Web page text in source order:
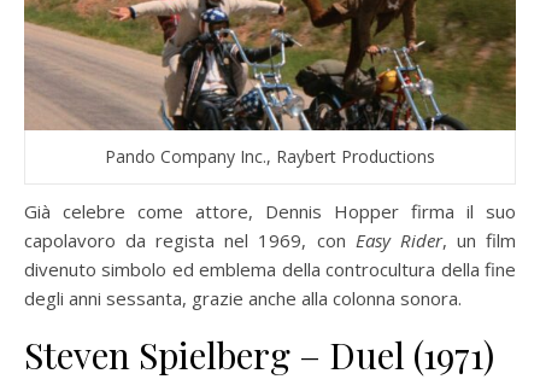
Pando Company Inc., Raybert Productions
Già celebre come attore, Dennis Hopper firma il suo
capolavoro da regista nel 1969, con Easy Rider, un film
divenuto simbolo ed emblema della controcultura della fine
degli anni sessanta, grazie anche alla colonna sonora.
Steven Spielberg – Duel (1971)